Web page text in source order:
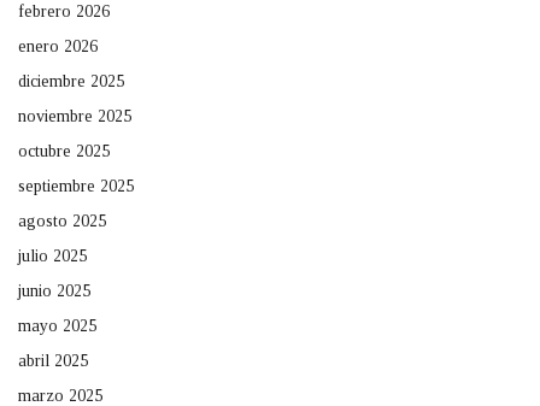
febrero 2026
enero 2026
diciembre 2025
noviembre 2025
octubre 2025
septiembre 2025
agosto 2025
julio 2025
junio 2025
mayo 2025
abril 2025
marzo 2025